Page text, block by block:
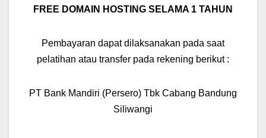
FREE DOMAIN HOSTING SELAMA 1 TAHUN
Pembayaran dapat dilaksanakan pada saat
pelatihan atau transfer pada rekening berikut :
PT Bank Mandiri (Persero) Tbk Cabang Bandung
Siliwangi